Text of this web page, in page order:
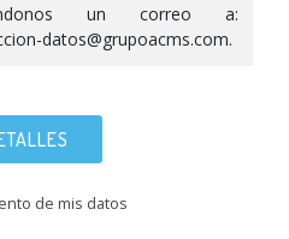
un correo a:
datos@grupoacms.com.
de mis datos